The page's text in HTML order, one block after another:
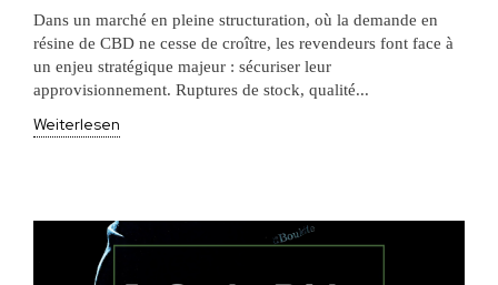
Dans un marché en pleine structuration, où la demande en
résine de CBD ne cesse de croître, les revendeurs font face à
un enjeu stratégique majeur : sécuriser leur
approvisionnement. Ruptures de stock, qualité...
Weiterlesen